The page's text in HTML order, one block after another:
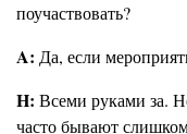
поучаствовать?
A: Да, если
H: Всеми руками за.
часто бывают